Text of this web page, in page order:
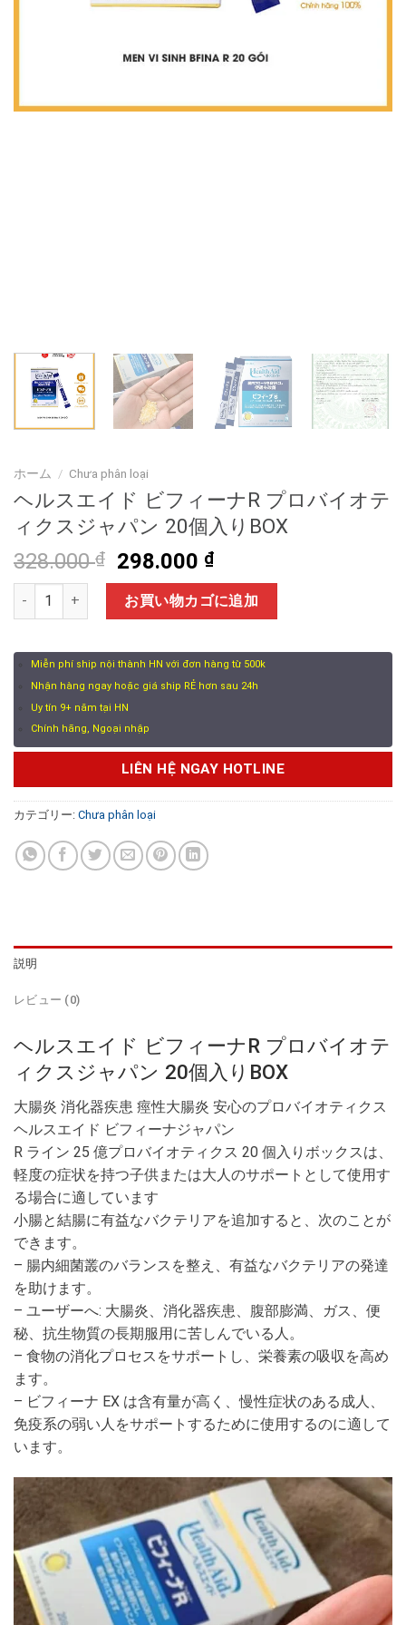
ホーム / Chưa phân loại
ヘルスエイド ビフィーナR プロバイオテ
ィクスジャパン 20個入りBOX
328.000₫
元
の
価
格
は
328.000 ₫
で
し
た。
298.000 ₫現
在
の
価
格
は
298.000 ₫
ヘルスエイド ビフィーナR プロバイオティクスジャパン 20個入り
お買い物カゴに追加
Miễn phí ship nội thành HN với đơn hàng từ 500k
Nhận hàng ngay hoặc giá ship RẺ hơn sau 24h
Uy tín 9+ năm tại HN
Chính hãng, Ngoại nhập
LIÊN HỆ NGAY HOTLINE
カテゴリー: Chưa phân loại
説明
レビュー (0)
ヘルスエイド ビフィーナR プロバイオテ
ィクスジャパン 20個入りBOX
大腸炎 消化器疾患 痙性大腸炎 安心のプロバイオティクス
ヘルスエイド ビフィーナジャパン
R ライン 25 億プロバイオティクス 20 個入りボックスは、
軽度の症状を持つ子供または大人のサポートとして使用す
る場合に適しています
小腸と結腸に有益なバクテリアを追加すると、次のことが
できます。
– 腸内細菌叢のバランスを整え、有益なバクテリアの発達
を助けます。
– ユーザーへ: 大腸炎、消化器疾患、腹部膨満、ガス、便
秘、抗生物質の長期服用に苦しんでいる人。
– 食物の消化プロセスをサポートし、栄養素の吸収を高め
ます。
– ビフィーナ EX は含有量が高く、慢性症状のある成人、
免疫系の弱い人をサポートするために使用するのに適して
います。